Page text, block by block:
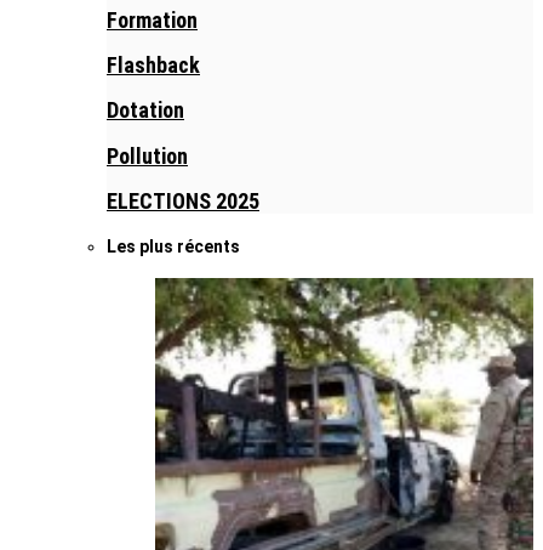
Formation
Flashback
Dotation
Pollution
ELECTIONS 2025
Les plus récents